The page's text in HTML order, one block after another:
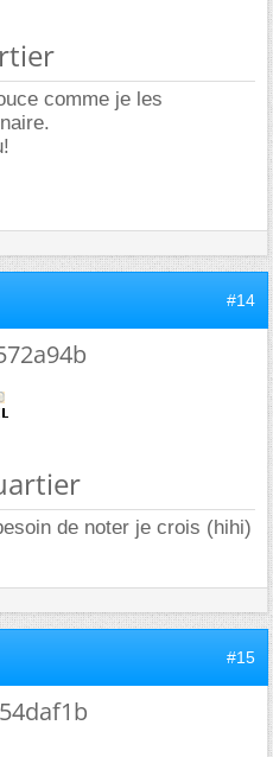
comme je les
#14
de noter je crois (hihi)
#15